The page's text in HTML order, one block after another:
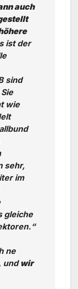
auch
ist der
sind
wie
sehr,
im
gleiche
ne
und wir